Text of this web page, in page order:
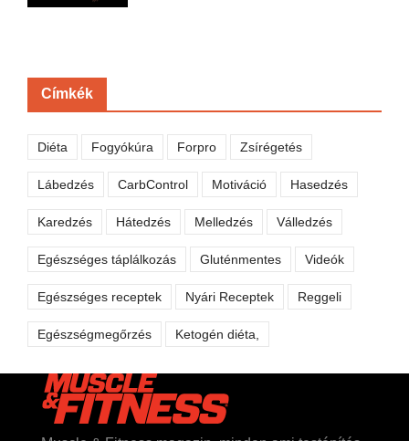
Címkék
Diéta Fogyókúra Forpro Zsírégetés
Lábedzés CarbControl Motiváció Hasedzés
Karedzés Hátedzés Melledzés Válledzés
Egészséges táplálkozás Gluténmentes Videók
Egészséges receptek Nyári Receptek Reggeli
Egészségmegőrzés Ketogén diéta,